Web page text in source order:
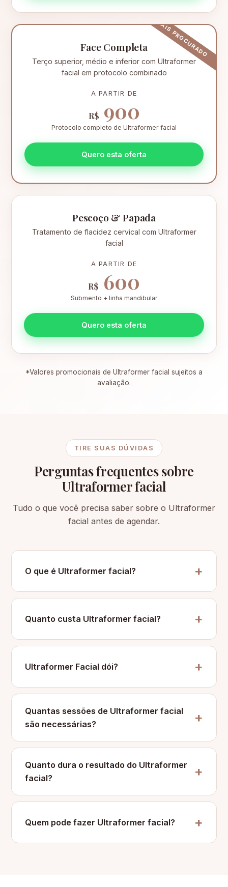
Face Completa
Terço superior, médio e inferior com Ultraformer
facial em protocolo combinado
A PARTIR DE
R$ 900
Protocolo completo de Ultraformer facial
Quero esta oferta
Pescoço & Papada
Tratamento de flacidez cervical com Ultraformer
facial
A PARTIR DE
R$ 600
Submento + linha mandibular
Quero esta oferta
*Valores promocionais de Ultraformer facial sujeitos a
avaliação.
TIRE SUAS DÚVIDAS
Perguntas frequentes sobre
Ultraformer facial
Tudo o que você precisa saber sobre o Ultraformer
facial antes de agendar.
O que é Ultraformer facial?
Quanto custa Ultraformer facial?
Ultraformer Facial dói?
Quantas sessões de Ultraformer facial
são necessárias?
Quanto dura o resultado do Ultraformer
facial?
Quem pode fazer Ultraformer facial?